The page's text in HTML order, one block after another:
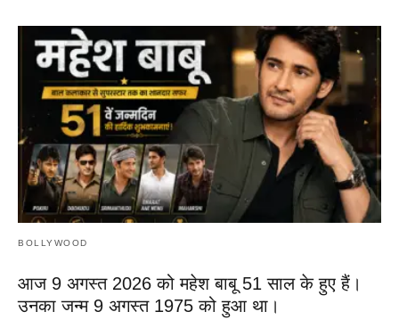
BOLLYWOOD
आज 9 अगस्त 2026 को महेश बाबू 51 साल के हुए हैं।
उनका जन्म 9 अगस्त 1975 को हुआ था।